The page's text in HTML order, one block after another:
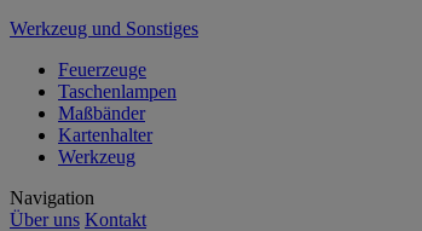
Werkzeug und Sonstiges
Feuerzeuge
Taschenlampen
Maßbänder
Kartenhalter
Werkzeug
Navigation
Über uns Kontakt